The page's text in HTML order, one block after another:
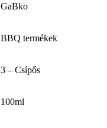
GaBko
BBQ termékek
3 – Csípős
100ml